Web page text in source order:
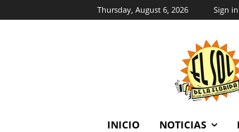
Thursday, August 6, 2026 Sign
INICIO NOTICIAS